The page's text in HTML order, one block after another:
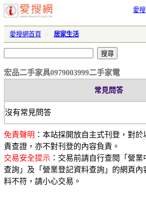
愛
愛搜網首頁 居家生活
宏品二手家具0979003999二手家電
常見問答
沒有常見問答
免責聲明 ：本站採開放自主式刊登，對
責查證，亦不對刊登的內容負責。
交易安全提示 ：交易前請自行查閱「營
查詢」及「營業登記資料查詢」的網頁內
料不符，請小心交易。